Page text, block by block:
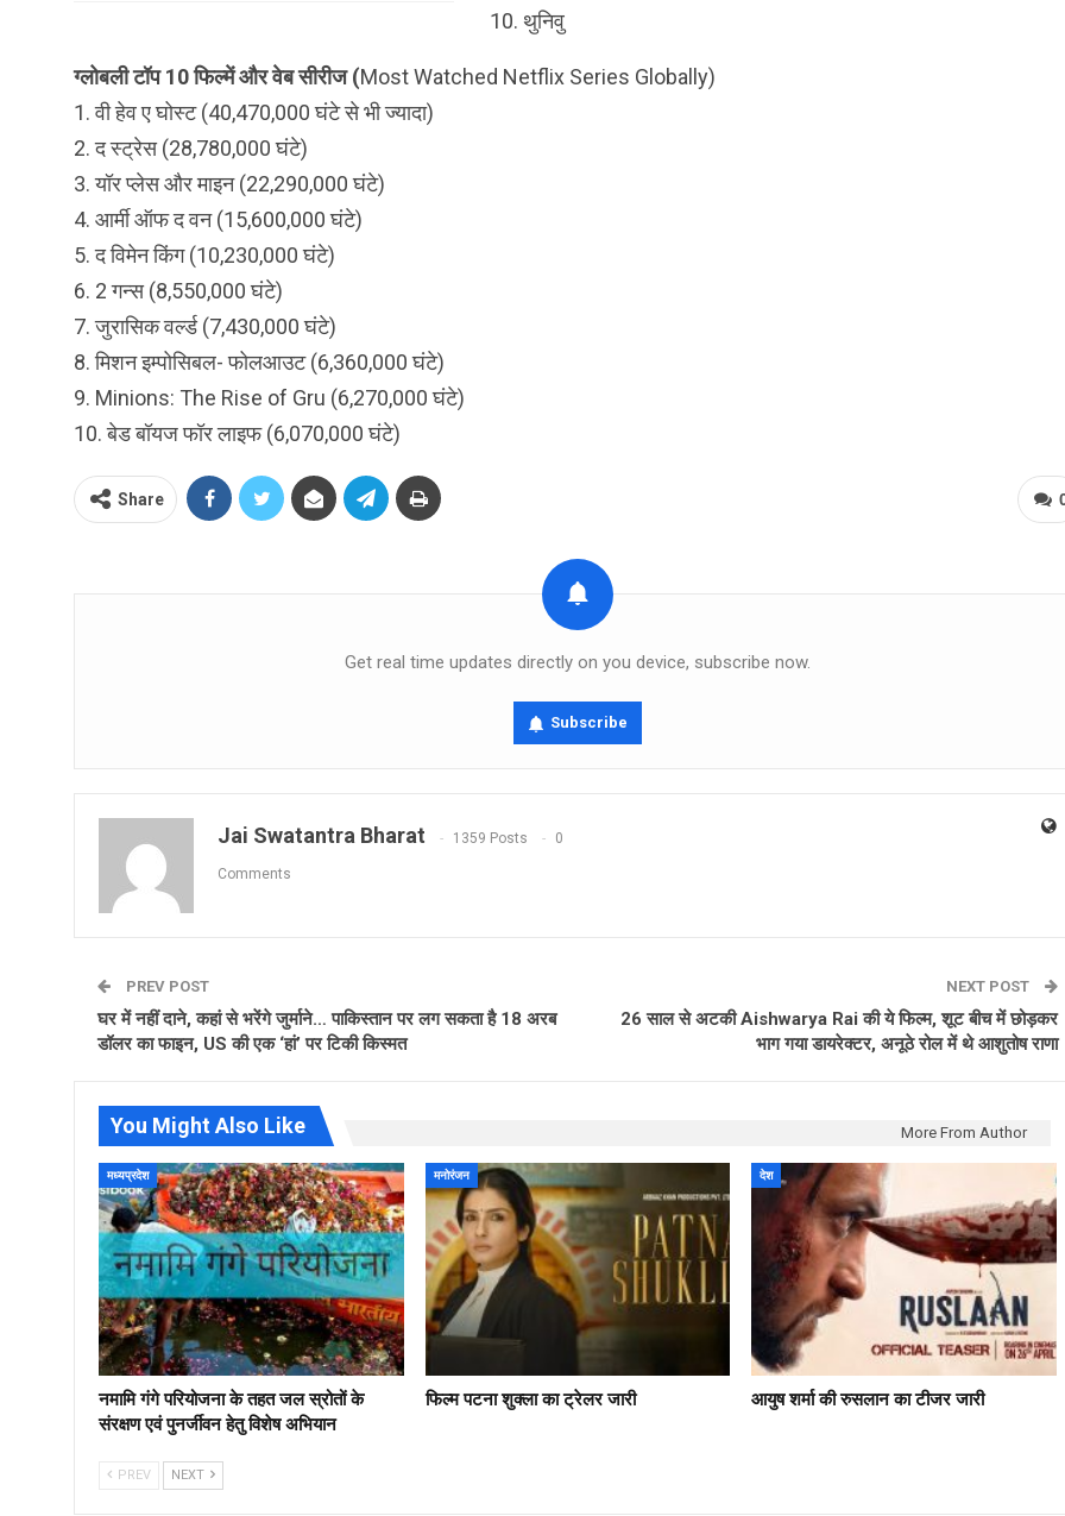
10. थुनिवु
ग्लोबली टॉप 10 फिल्में और वेब सीरीज (Most Watched Netflix Series Globally)
1. वी हेव ए घोस्ट (40,470,000 घंटे से भी ज्यादा)
2. द स्ट्रेस (28,780,000 घंटे)
3. यॉर प्लेस और माइन (22,290,000 घंटे)
4. आर्मी ऑफ द वन (15,600,000 घंटे)
5. द विमेन किंग (10,230,000 घंटे)
6. 2 गन्स (8,550,000 घंटे)
7. जुरासिक वर्ल्ड (7,430,000 घंटे)
8. मिशन इम्पोसिबल- फोलआउट (6,360,000 घंटे)
9. Minions: The Rise of Gru (6,270,000 घंटे)
10. बेड बॉयज फॉर लाइफ (6,070,000 घंटे)
Share
Get real time updates directly on you device, subscribe now.
Subscribe
Jai Swatantra Bharat 1359 Posts 0
Comments
PREV POST
घर में नहीं दाने, कहां से भरेंगे जुर्माने… पाकिस्तान पर लग सकता है 18 अरब
डॉलर का फाइन, US की एक ‘हां’ पर टिकी किस्मत
NEXT POST
26 साल से अटकी Aishwarya Rai की ये फिल्म, शू‍ट बीच में छोड़कर
भाग गया डायरेक्टर, अनूठे रोल में थे आशुतोष राणा
You Might Also Like More From Author
मध्यप्रदेश
नमामि गंगे परियोजना के तहत जल स्रोतों के
संरक्षण एवं पुनर्जीवन हेतु विशेष अभियान
मनोरंजन
फिल्‍म पटना शुक्ला का ट्रेलर जारी
देश
आयुष शर्मा की रुसलान का टीजर जारी
PREV NEXT